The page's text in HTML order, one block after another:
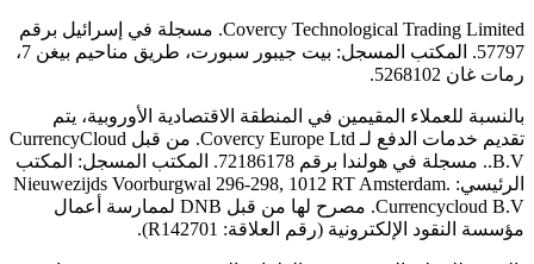
Covercy Technological Trading Limited. مسجلة في إسرائيل برقم
57797. المكتب المسجل: بيت جيبور سبورت، طريق مناحيم بيغن 7،
رمات غان 5268102.
بالنسبة للعملاء المقيمين في المنطقة الاقتصادية الأوروبية، يتم
تقديم خدمات الدفع لـ Covercy Europe Ltd. من قبل CurrencyCloud
B.V.. مسجلة في هولندا برقم 72186178. المكتب المسجل: المكتب
الرئيسي: Nieuwezijds Voorburgwal 296-298, 1012 RT Amsterdam.
Currencycloud B.V. مصرح لها من قبل DNB لممارسة أعمال
مؤسسة النقود الإلكترونية (رقم العلاقة: R142701).